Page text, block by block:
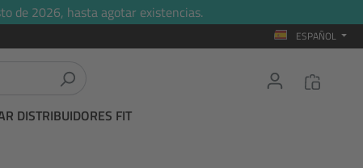
de 2026, hasta agotar existencias.
ESPAÑOL
DISTRIBUIDORES FIT